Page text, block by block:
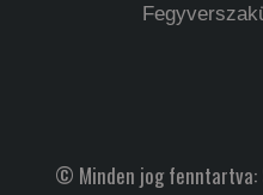
© Minden jog fenntartva: